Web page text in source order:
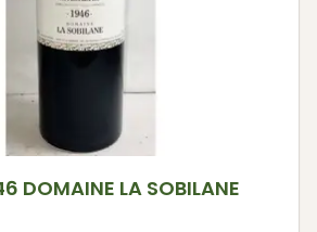
DOMAINE LA SOBILANE